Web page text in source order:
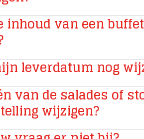
inhoud van een
leverdatum nog
van de salades of
wijzigen?